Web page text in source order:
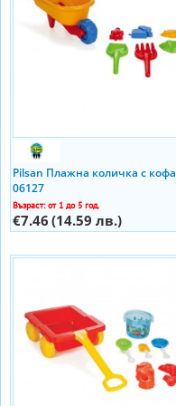
Pilsan Плажна количка с кофа
06127
Възраст: от 1 до 5 год.
€7.46 (14.59 лв.)